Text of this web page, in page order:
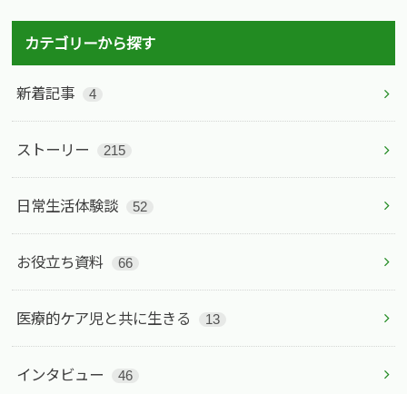
カテゴリーから探す
新着記事 4
ストーリー 215
日常生活体験談 52
お役立ち資料 66
医療的ケア児と共に生きる 13
インタビュー 46